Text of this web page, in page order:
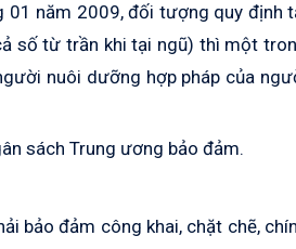
năm 2009, đối tượng quy định
số từ trần khi tại ngũ) thì một
nuôi dưỡng hợp pháp của
sách Trung ương bảo đảm.
bảo đảm công khai, chặt chẽ,